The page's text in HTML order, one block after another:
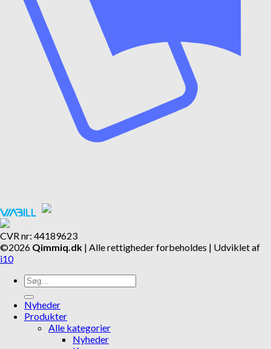
CVR nr: 44189623
©2026 Qimmiq.dk | Alle rettigheder forbeholdes | Udviklet af
i10
Søg
efter:
Nyheder
Produkter
Alle kategorier
Nyheder